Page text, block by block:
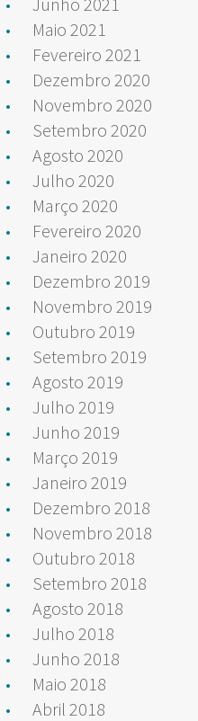
Maio 2021
Fevereiro 2021
Dezembro 2020
Novembro 2020
Setembro 2020
Agosto 2020
Julho 2020
Março 2020
Fevereiro 2020
Janeiro 2020
Dezembro 2019
Novembro 2019
Outubro 2019
Setembro 2019
Agosto 2019
Julho 2019
Junho 2019
Março 2019
Janeiro 2019
Dezembro 2018
Novembro 2018
Outubro 2018
Setembro 2018
Agosto 2018
Julho 2018
Junho 2018
Maio 2018
Abril 2018